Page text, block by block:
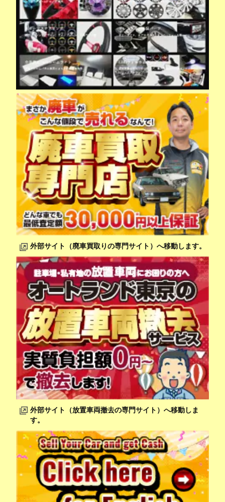
外部サイト（廃車買取りの専門サイト）へ移動します。
外部サイト（放置車両撤去の専門サイト）へ移動しま
す。